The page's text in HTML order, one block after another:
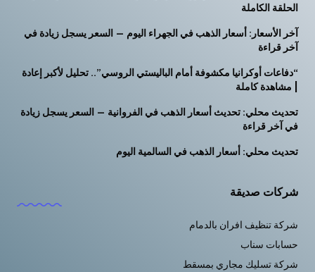
الحلقة الكاملة
آخر الأسعار: أسعار الذهب في الجهراء اليوم — السعر يسجل زيادة في
آخر قراءة
“دفاعات أوكرانيا مكشوفة أمام الباليستي الروسي”.. تحليل لأكبر إعادة
| مشاهدة كاملة
تحديث محلي: تحديث أسعار الذهب في الفروانية — السعر يسجل زيادة
في آخر قراءة
تحديث محلي: أسعار الذهب في السالمية اليوم
شركات صديقة
شركة تنظيف افران بالدمام
حسابات سناب
شركة تسليك مجاري بمسقط